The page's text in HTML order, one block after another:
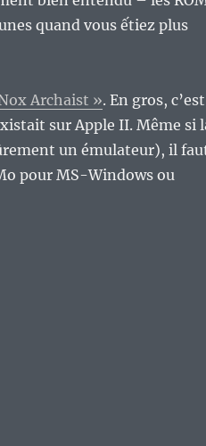
quand vous ếtiez plus
Archaist ». En gros, c’est
sur Apple II. Même si
un émulateur), il
pour MS-Windows ou
Du moins, le pseudo